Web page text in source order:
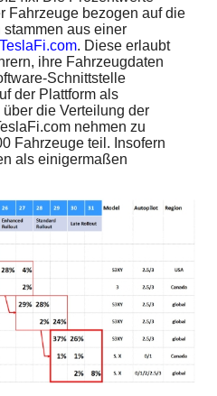
Fahrzeuge bezogen auf die
aus einer
TeslaFi.com. Diese erlaubt
ihre Fahrzeugdaten
Schnittstelle
der Plattform als
die Verteilung der
nehmen zu
Fahrzeuge teil. Insofern
als einigermaßen